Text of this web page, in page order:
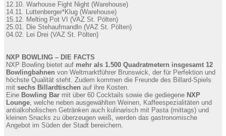
12.10. Warhouse Fight Night (Warehouse)
14.11. Luttenberger*Klug (Warehouse)
15.12. Melting Pot VI (VAZ St. Pölten)
25.01. Die Stehaufmandln (VAZ St. Pölten)
04.02. Lei Drei (VAZ St. Pölten)
NXP BOWLING – DIE FACTS
NXP Bowling bietet auf mehr als 1.500 Quadratmetern insgesamt 12
Bowlingbahnen von Weltmarktführer Brunswick, der für Perfektion und
höchste Qualität steht. Zudem kommen die Freunde des Billard-Spiels
mit sechs Billardtischen auf ihre Kosten.
Eine Bowling Bar mit über 60 Cocktails sowie die gediegene NXP
Lounge, welche neben ausgewählten Weinen, Kaffeespezialitäten und
antialkoholischen Getränken auch kulinarisch mit Pasta (mittags) und
kleinen Snacks zu überzeugen weiß, werden das gastronomische
Angebot im Süden der Stadt bereichern.